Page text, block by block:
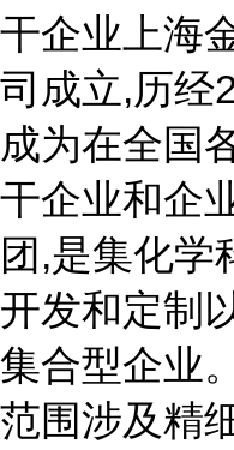
干企业上海
司成立,历经
成为在全国
干企业和企
团,是集化学
开发和定制
集合型企业
范围涉及精